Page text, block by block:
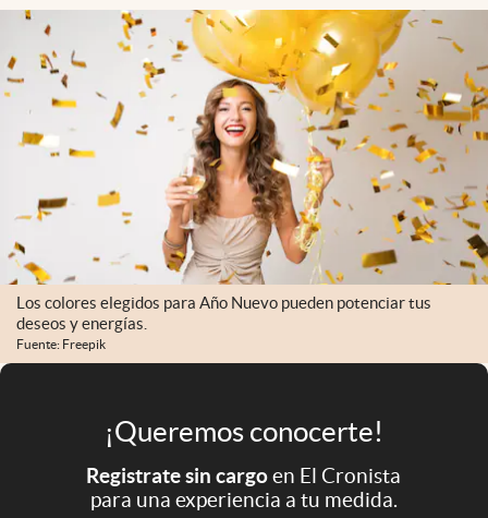
Mundial 2026
Eventos Corporativos
El Cronista Studio
abre en nueva pestaña
Argentina
Los colores elegidos para Año Nuevo pueden potenciar tus
deseos y energías.
Fuente: Freepik
¡Queremos conocerte!
Registrate sin cargoen El Cronista
para una experiencia a tu medida.